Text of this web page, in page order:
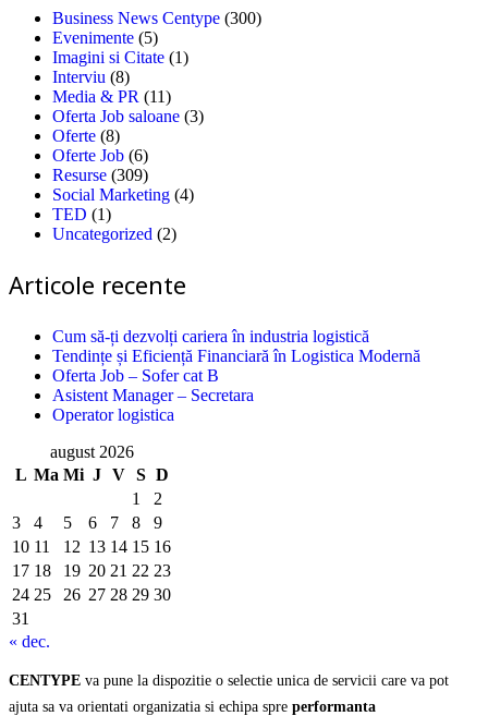
Business News Centype (300)
Evenimente (5)
Imagini si Citate (1)
Interviu (8)
Media & PR (11)
Oferta Job saloane (3)
Oferte (8)
Oferte Job (6)
Resurse (309)
Social Marketing (4)
TED (1)
Uncategorized (2)
Articole recente
Cum să-ți dezvolți cariera în industria logistică
Tendințe și Eficiență Financiară în Logistica Modernă
Oferta Job – Sofer cat B
Asistent Manager – Secretara
Operator logistica
august 2026
L Ma Mi J V S D
1
2
3
4 5 6 7 8
9
10 11 12 13 14 15 16
17 18 19 20 21 22 23
24 25 26 27 28 29 30
31
« dec.
CENTYPE va pune la dispozitie o selectie unica de servicii care va pot
ajuta sa va orientati organizatia si echipa spre performanta